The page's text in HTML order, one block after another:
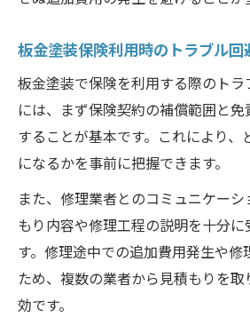
板金塗装保険利用時のトラブル回
板金塗装で保険を利用する際のト
には、まず保険契約の補償範囲と
することが基本です。これにより、
になるかを事前に把握できます。
また、修理業者とのコミュニケー
もり内容や修理工程の説明を十分
す。修理途中での追加費用発生や修
ため、複数の業者から見積もりを
効です。